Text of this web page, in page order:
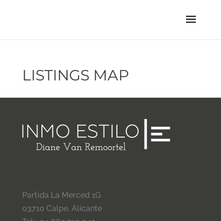
LISTINGS MAP
Partida La Merced 1G
03710 Calpe, Alicante